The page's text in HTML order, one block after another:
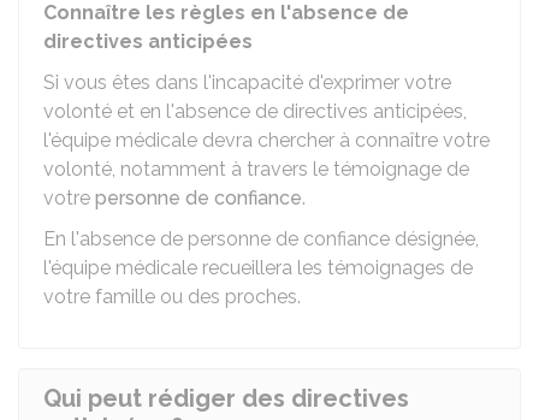
Connaître les règles en l'absence de
directives anticipées
Si vous êtes dans l'incapacité d'exprimer votre
volonté et en l'absence de directives anticipées,
l'équipe médicale devra chercher à connaître votre
volonté, notamment à travers le témoignage de
votre personne de confiance.
En l'absence de personne de confiance désignée,
l'équipe médicale recueillera les témoignages de
votre famille ou des proches.
Qui peut rédiger des directives